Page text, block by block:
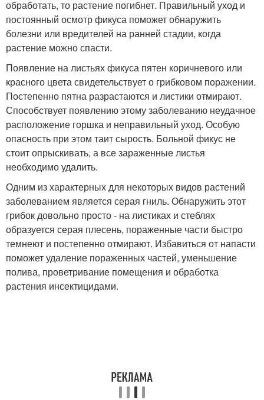
обработать, то растение погибнет. Правильный уход и
постоянный осмотр фикуса поможет обнаружить
болезни или вредителей на ранней стадии, когда
растение можно спасти.
Появление на листьях фикуса пятен коричневого или
красного цвета свидетельствует о грибковом поражении.
Постепенно пятна разрастаются и листики отмирают.
Способствует появлению этому заболеванию неудачное
расположение горшка и неправильный уход. Особую
опасность при этом таит сырость. Больной фикус не
стоит опрыскивать, а все зараженные листья
необходимо удалить.
Одним из характерных для некоторых видов растений
заболеванием является серая гниль. Обнаружить этот
грибок довольно просто - на листиках и стеблях
образуется серая плесень, пораженные части быстро
темнеют и постепенно отмирают. Избавиться от напасти
поможет удаление пораженных частей, уменьшение
полива, проветривание помещения и обработка
растения инсектицидами.